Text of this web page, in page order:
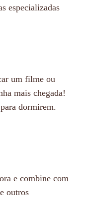
especializadas
um filme ou
mais chegada!
dormirem.
e combine com
outros